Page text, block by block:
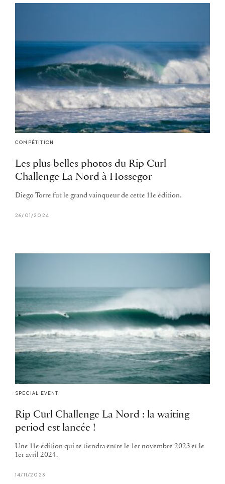
COMPÉTITION
Les plus belles photos du Rip Curl
Challenge La Nord à Hossegor
Diego Torre fut le grand vainqueur de cette 11e édition.
26/01/2024
SPECIAL EVENT
Rip Curl Challenge La Nord : la waiting
period est lancée !
Une 11e édition qui se tiendra entre le 1er novembre 2023 et le
1er avril 2024.
14/11/2023